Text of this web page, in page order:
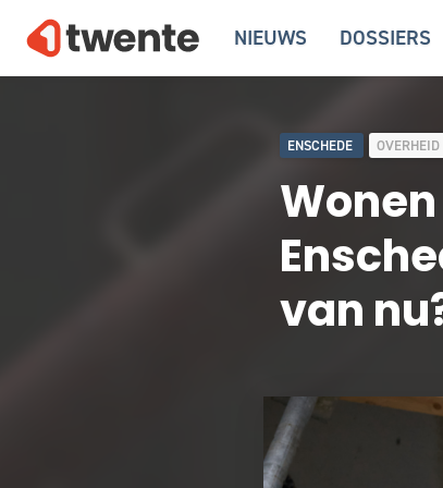
NIEUWS DOSSIERS
ENSCHEDE OVERHEID
van